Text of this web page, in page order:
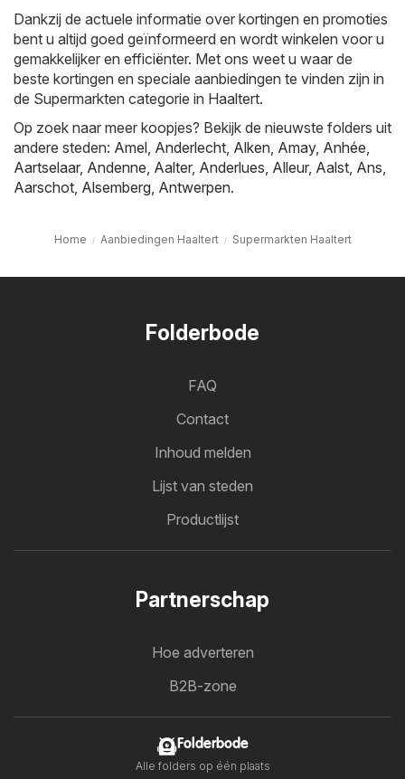
Dankzij de actuele informatie over kortingen en promoties
bent u altijd goed geïnformeerd en wordt winkelen voor u
gemakkelijker en efficiënter. Met ons weet u waar de
beste kortingen en speciale aanbiedingen te vinden zijn in
de Supermarkten categorie in Haaltert.
Op zoek naar meer koopjes? Bekijk de nieuwste folders uit
andere steden: Amel Anderlecht Alken Amay, Anhée
Aartselaar, Andenne Aalter, Anderlues Alleur, Aalst Ans
Aarschot Alsemberg Antwerpen.
Home Aanbiedingen Haaltert Supermarkten Haaltert
Folderbode
FAQ
Contact
Inhoud melden
Lijst van steden
Productlijst
Partnerschap
Hoe adverteren
B2B-zone
Folderbode
Alle folders op één plaats